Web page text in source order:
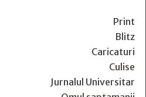
Print
Blitz
Caricaturi
Culise
Jurnalul Universitar